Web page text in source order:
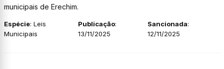
municipais de Erechim.
Espécie: Leis
Municipais
Publicação:
13/11/2025
Sancionada:
12/11/2025